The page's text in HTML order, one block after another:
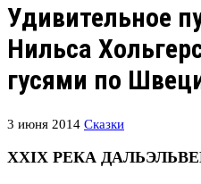
Удивительное
Нильса
гусями по
3 июня 2014 Сказки
XXIX РЕКА